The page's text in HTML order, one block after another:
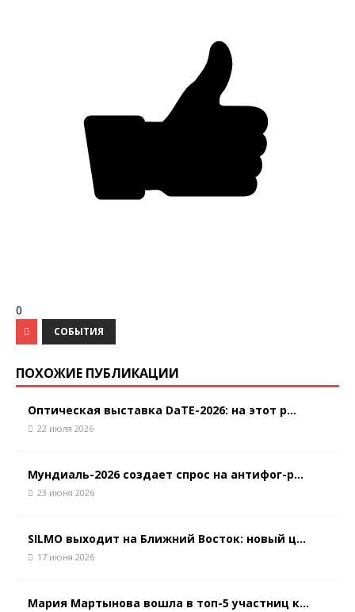
0
СОБЫТИЯ
ПОХОЖИЕ ПУБЛИКАЦИИ
Оптическая выставка DaTE-2026: на этот р...
22 июля 2026
Мундиаль-2026 создает спрос на антифог-р...
23 июня 2026
SILMO выходит на Ближний Восток: новый ц...
17 июня 2026
Мария Мартынова вошла в топ-5 участниц к...